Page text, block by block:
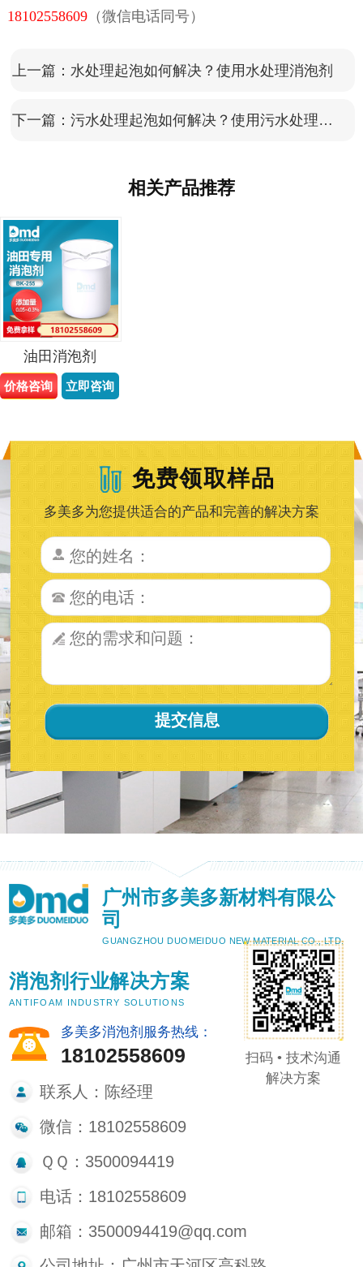
18102558609（微信电话同号）
上一篇： 水处理起泡如何解决？使用水处理消泡剂
下一篇： 污水处理起泡如何解决？使用污水处理消泡剂
相关产品推荐
油田消泡剂
价格咨询 立即咨询
免费领取样品
多美多为您提供适合的产品和完善的解决方案
广州市多美多新材料有限公
司
GUANGZHOU DUOMEIDUO NEW MATERIAL CO., LTD.
消泡剂行业解决方案
ANTIFOAM INDUSTRY SOLUTIONS
多美多消泡剂服务热线：
18102558609
联系人：陈经理
微信：18102558609
ＱＱ：3500094419
电话：18102558609
邮箱：3500094419@qq.com
扫码 • 技术沟通
解决方案